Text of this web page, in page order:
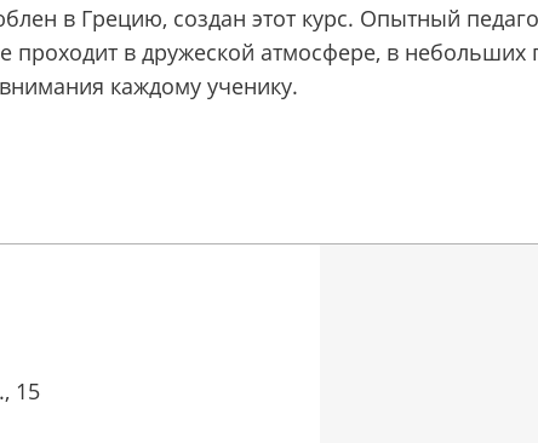
в Грецию, создан этот курс. Опытный
проходит в дружеской атмосфере, в небольших
каждому ученику.
15